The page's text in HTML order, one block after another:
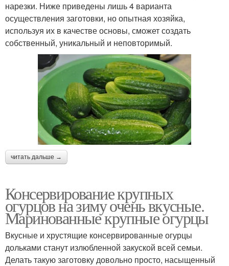
нарезки. Ниже приведены лишь 4 варианта
осуществления заготовки, но опытная хозяйка,
используя их в качестве основы, сможет создать
собственный, уникальный и неповторимый.
читать дальше →
Консервирование крупных
огурцов на зиму очень вкусные.
Маринованные крупные огурцы
Вкусные и хрустящие консервированные огурцы
дольками станут излюбленной закуской всей семьи.
Делать такую заготовку довольно просто, насыщенный